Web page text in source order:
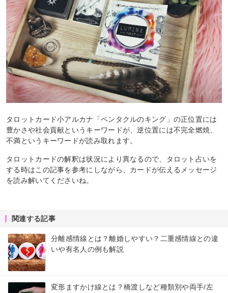
タロットカード小アルカナ「ペンタクルのキング」の正位置には
豊かさや社会貢献というキーワードが、逆位置には不完全燃焼、
不満というキーワードが読み取れます。
タロットカードの解釈は状況により異なるので、タロット占いを
する時はこの記事を参考にしながら、カードが伝えるメッセージ
を読み解いてくださいね。
関連する記事
分離感情線とは？離婚しやすい？二重感情線との違
いや有名人の例も解説
変形ますかけ線とは？橋渡しなど種類別や両手/左